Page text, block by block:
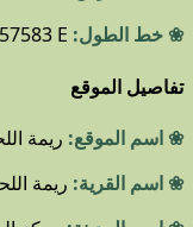
❀ خط الطول: E
تفاصيل الموقع
❀ اسم الموقع: ريمة
❀ اسم القرية: ريمة